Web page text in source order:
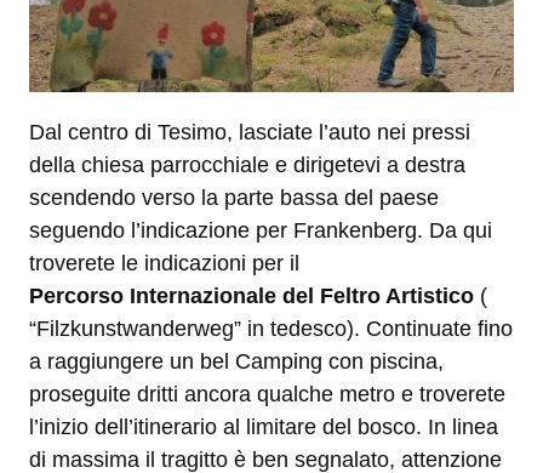
Dal centro di Tesimo, lasciate l’auto nei pressi
della chiesa parrocchiale e dirigetevi a destra
scendendo verso la parte bassa del paese
seguendo l’indicazione per Frankenberg. Da qui
troverete le indicazioni per il
Percorso Internazionale del Feltro Artistico (
“Filzkunstwanderweg” in tedesco). Continuate fino
a raggiungere un bel Camping con piscina,
proseguite dritti ancora qualche metro e troverete
l’inizio dell’itinerario al limitare del bosco. In linea
di massima il tragitto è ben segnalato, attenzione